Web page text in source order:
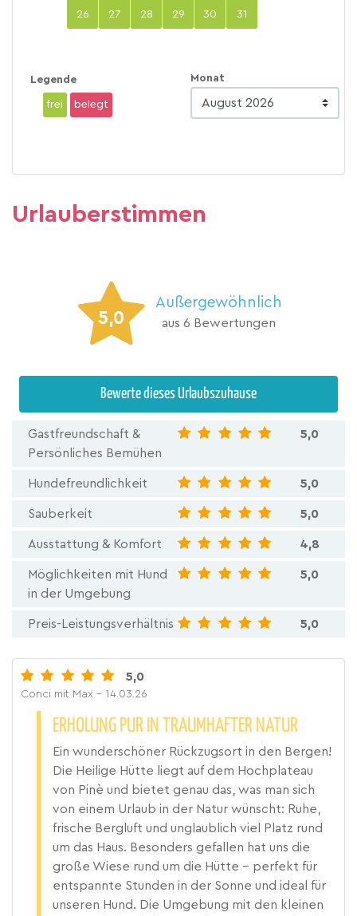
26 27 28 29 30 31
Legende
frei belegt
Monat
Urlauberstimmen
5,0
Außergewöhnlich
aus 6 Bewertungen
Bewerte dieses Urlaubszuhause
Gastfreundschaft &
Persönliches Bemühen
5,0
Hundefreundlichkeit 5,0
Sauberkeit 5,0
Ausstattung & Komfort 4,8
Möglichkeiten mit Hund
in der Umgebung
5,0
Preis-Leistungsverhältnis 5,0
5,0
Conci mit Max - 14.03.26
ERHOLUNG PUR IN TRAUMHAFTER NATUR
Ein wunderschöner Rückzugsort in den Bergen!
Die Heilige Hütte liegt auf dem Hochplateau
von Pinè und bietet genau das, was man sich
von einem Urlaub in der Natur wünscht: Ruhe,
frische Bergluft und unglaublich viel Platz rund
um das Haus. Besonders gefallen hat uns die
große Wiese rund um die Hütte – perfekt für
entspannte Stunden in der Sonne und ideal für
unseren Hund. Die Umgebung mit den kleinen